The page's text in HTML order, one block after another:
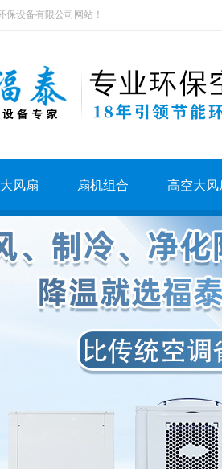
保设备有限公司网站！
风扇 扇机组合 高空大风